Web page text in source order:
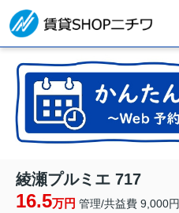
綾瀬プルミエ 717
16.5万円 管理/共益費 9,000円